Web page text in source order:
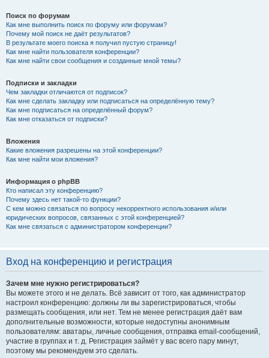
Поиск по форумам
Как мне выполнить поиск по форуму или форумам?
Почему мой поиск не даёт результатов?
В результате моего поиска я получил пустую страницу!
Как мне найти пользователя конференции?
Как мне найти свои сообщения и созданные мной темы?
Подписки и закладки
Чем закладки отличаются от подписок?
Как мне сделать закладку или подписаться на определённую тему?
Как мне подписаться на определённый форум?
Как мне отказаться от подписки?
Вложения
Какие вложения разрешены на этой конференции?
Как мне найти мои вложения?
Информация о phpBB
Кто написал эту конференцию?
Почему здесь нет такой-то функции?
С кем можно связаться по вопросу некорректного использования и/или
юридических вопросов, связанных с этой конференцией?
Как мне связаться с администратором конференции?
Вход на конференцию и регистрация
Зачем мне нужно регистрироваться?
Вы можете этого и не делать. Всё зависит от того, как администратор
настроил конференцию: должны ли вы зарегистрироваться, чтобы
размещать сообщения, или нет. Тем не менее регистрация даёт вам
дополнительные возможности, которые недоступны анонимным
пользователям: аватары, личные сообщения, отправка email-сообщений,
участие в группах и т. д. Регистрация займёт у вас всего пару минут,
поэтому мы рекомендуем это сделать.